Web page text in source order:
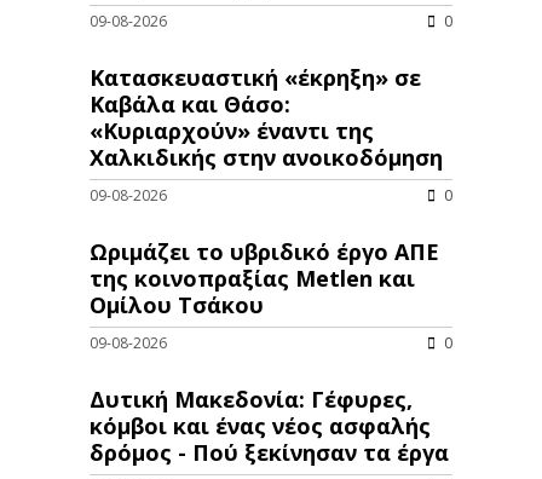
09-08-2026 0
Κατασκευαστική «έκρηξη» σε
Καβάλα και Θάσο:
«Κυριαρχούν» έναντι της
Χαλκιδικής στην ανοικοδόμηση
09-08-2026 0
Ωριμάζει το υβριδικό έργο ΑΠΕ
της κοινοπραξίας Metlen και
Ομίλου Τσάκου
09-08-2026 0
Δυτική Μακεδονία: Γέφυρες,
κόμβοι και ένας νέος ασφαλής
δρόμος - Πού ξεκίνησαν τα έργα